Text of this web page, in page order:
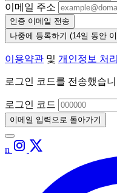
이메일 주소
인증 이메일 전송
나중에 등록하기 (14일 동안
이용약관 및 개인정보 처
로그인 코드를 전송했습
로그인 코드
이메일 입력으로 돌아가기
n